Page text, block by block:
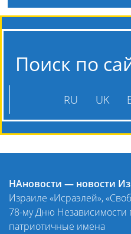
Поиск по
RU UK
НАновости — новости
Израиле «Исраэлей»,
78-му Дню Независимости
патриотичные имена